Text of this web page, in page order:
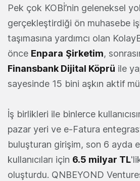
Pek çok KOBİ’nin geleneksel
gerçekleştirdiği ön muhasebe
taşımasına yardımcı olan
önce Enpara Şirketim,
Finansbank Dijital Köprü ile
sayesinde 15 bini aşkın aktif
İş birlikleri ile binlerce
pazar yeri ve e-Fatura
buluşturan girişim, son 6 ayda
kullanıcıları için 6.5 milyar TL
oluşturdu. QNBEYOND